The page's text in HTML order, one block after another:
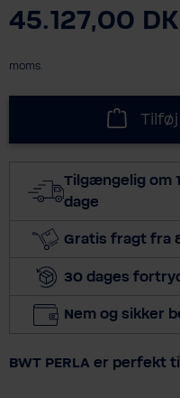
45.127,00
moms.
Tilgængelig om
dage
Gratis fragt fra
30 dages
Nem og sikker
BWT PERLA er perfekt